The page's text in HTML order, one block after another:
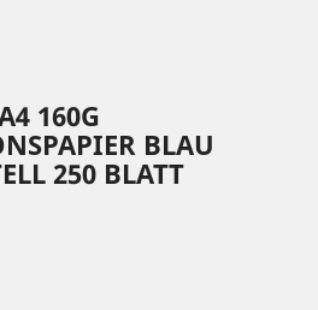
160G
BLAU
250 BLATT